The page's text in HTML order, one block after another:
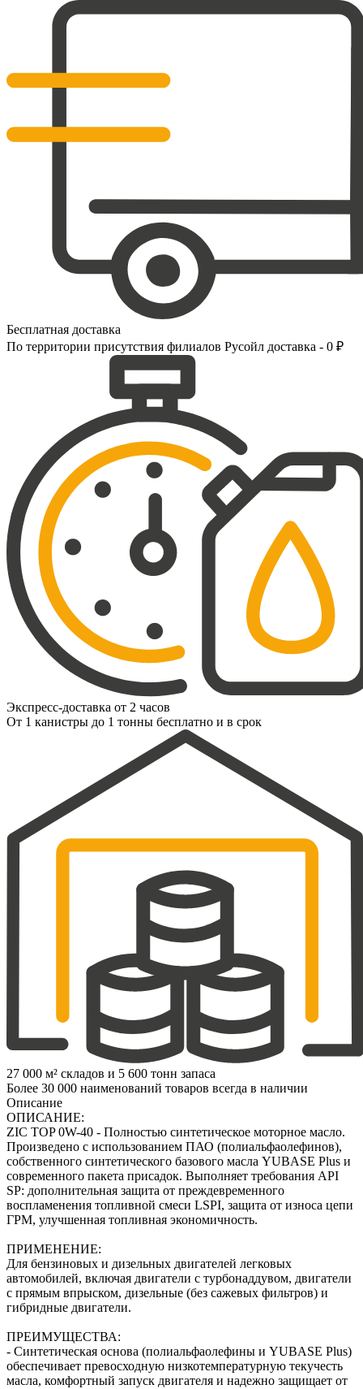
Бесплатная доставка
По территории присутствия филиалов Русойл доставка - 0 ₽
Экспресс-доставка от 2 часов
От 1 канистры до 1 тонны бесплатно и в срок
27 000 м² складов и 5 600 тонн запаса
Более 30 000 наименований товаров всегда в наличии
Описание
ОПИСАНИЕ:
ZIC TOP 0W-40 - Полностью синтетическое моторное масло.
Произведено с использованием ПАО (полиальфаолефинов),
собственного синтетического базового масла YUBASE Plus и
современного пакета присадок. Выполняет требования API
SP: дополнительная защита от преждевременного
воспламенения топливной смеси LSPI, защита от износа цепи
ГРМ, улучшенная топливная экономичность.
ПРИМЕНЕНИЕ:
Для бензиновых и дизельных двигателей легковых
автомобилей, включая двигатели с турбонаддувом, двигатели
с прямым впрыском, дизельные (без сажевых фильтров) и
гибридные двигатели.
ПРЕИМУЩЕСТВА:
- Синтетическая основа (полиальфаолефины и YUBASE Plus)
обеспечивает превосходную низкотемпературную текучесть
масла, комфортный запуск двигателя и надежно защищает от